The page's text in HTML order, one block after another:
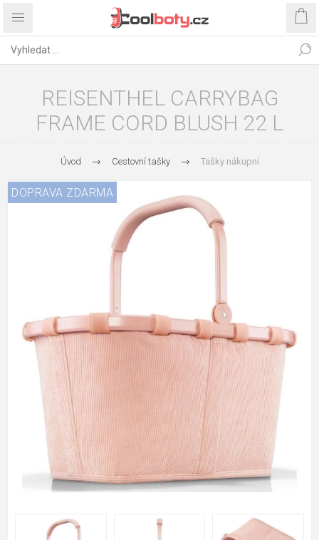
REISENTHEL CARRYBAG
FRAME CORD BLUSH 22 L
Úvod Cestovní tašky Tašky nákupní
DOPRAVA ZDARMA